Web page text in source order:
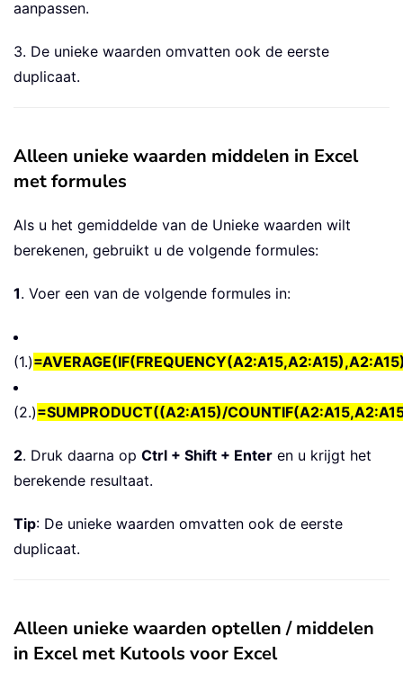
aanpassen.
3. De unieke waarden omvatten ook de eerste
duplicaat.
Alleen unieke waarden middelen in Excel
met formules
Als u het gemiddelde van de Unieke waarden wilt
berekenen, gebruikt u de volgende formules:
1. Voer een van de volgende formules in:
(1.)
(2.)=SUMPRODUCT((A2:A15)/
2. Druk daarna op Ctrl + Shift + Enter en u krijgt het
berekende resultaat.
Tip: De unieke waarden omvatten ook de eerste
duplicaat.
Alleen unieke waarden optellen / middelen
in Excel met Kutools voor Excel